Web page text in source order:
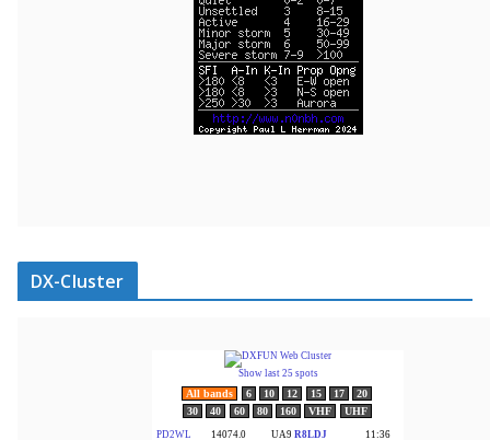
DX-Cluster